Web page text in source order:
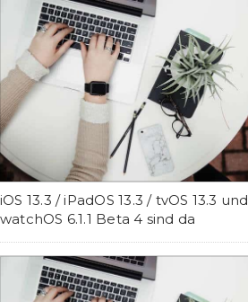
iOS 13.3 / iPadOS 13.3 / tvOS 13.3 und
watchOS 6.1.1 Beta 4 sind da